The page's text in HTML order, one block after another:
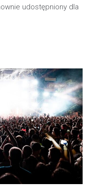
udostępniony dla